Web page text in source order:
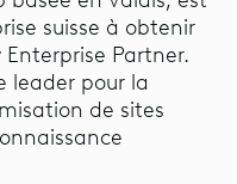
suisse à obtenir
Partner.
leader pour la
de sites